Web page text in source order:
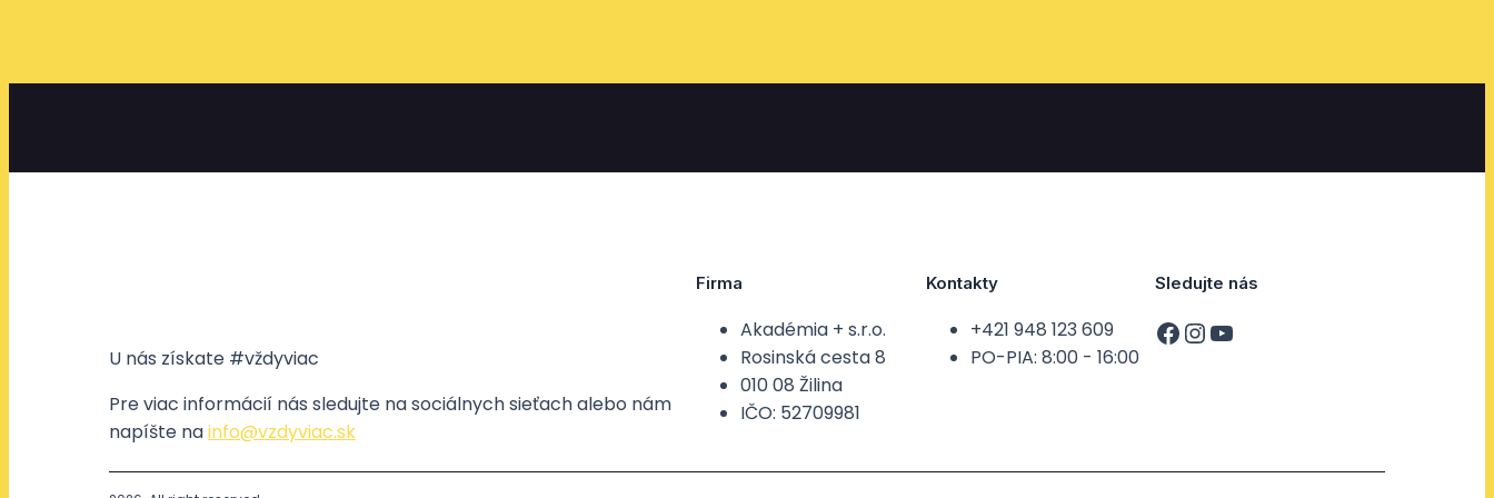
U nás získate #vždyviac
Pre viac informácií nás sledujte na sociálnych sieťach alebo nám
napíšte nainfo@vzdyviac.sk
Firma
Akadémia + s.r.o.
Rosinská cesta 8
010 08 Žilina
IČO: 52709981
Kontakty
+421 948 123 609
PO-PIA: 8:00 - 16:00
Sledujte nás